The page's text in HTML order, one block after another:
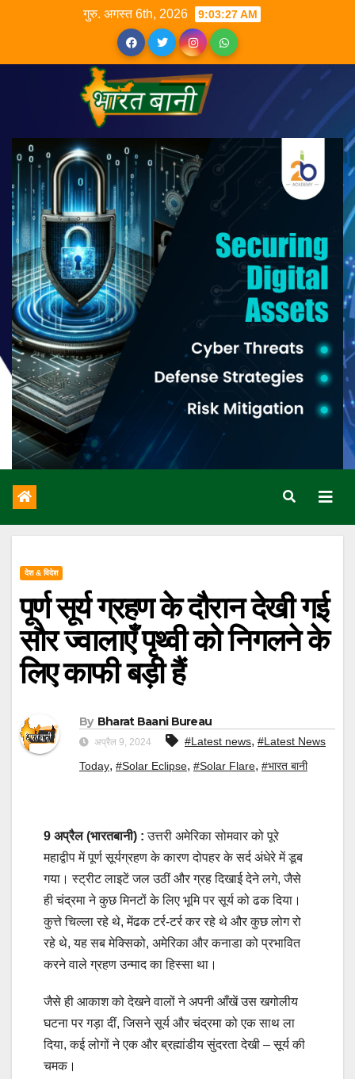
गुरु. अगस्त 6th, 2026 9:03:27 AM
देश & विदेश
पूर्ण सूर्य ग्रहण के दौरान देखी गई
सौर ज्वालाएँ पृथ्वी को निगलने के
लिए काफी बड़ी हैं
By Bharat Baani Bureau
अप्रैल 9, 2024 #Latest news, #Latest News
Today, #Solar Eclipse, #Solar Flare, #भारत बानी
9 अप्रैल (भारतबानी) : उत्तरी अमेरिका सोमवार को पूरे
महाद्वीप में पूर्ण सूर्यग्रहण के कारण दोपहर के सर्द अंधेरे में डूब
गया। स्ट्रीट लाइटें जल उठीं और ग्रह दिखाई देने लगे, जैसे
ही चंद्रमा ने कुछ मिनटों के लिए भूमि पर सूर्य को ढक दिया।
कुत्ते चिल्ला रहे थे, मेंढक टर्र-टर्र कर रहे थे और कुछ लोग रो
रहे थे, यह सब मेक्सिको, अमेरिका और कनाडा को प्रभावित
करने वाले ग्रहण उन्माद का हिस्सा था।
जैसे ही आकाश को देखने वालों ने अपनी आँखें उस खगोलीय
घटना पर गड़ा दीं, जिसने सूर्य और चंद्रमा को एक साथ ला
दिया, कई लोगों ने एक और ब्रह्मांडीय सुंदरता देखी – सूर्य की
चमक।